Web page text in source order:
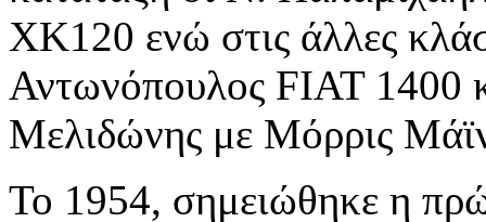
ΧΚ120 ενώ στις άλλες
Αντωνόπουλος FIAT 1400
Μελιδώνης με Μόρρις
Το 1954, σημειώθηκε η